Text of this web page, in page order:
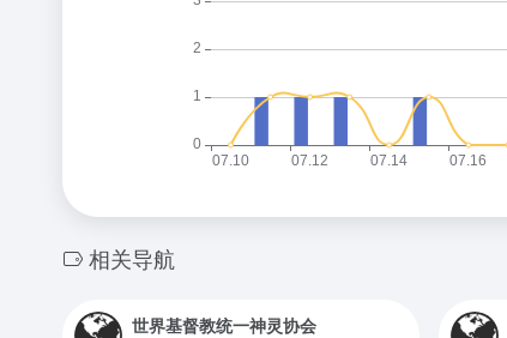
相关导航
世界基督教统一神灵协会